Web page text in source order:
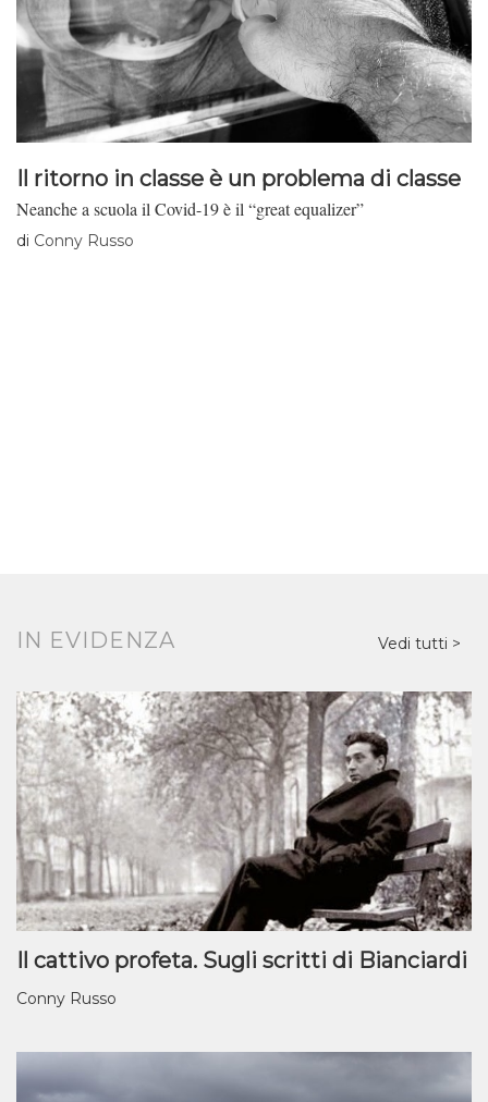
Il ritorno in classe è un problema di classe
Neanche a scuola il Covid-19 è il “great equalizer”
di Conny Russo
IN EVIDENZA Vedi tutti
Il cattivo profeta. Sugli scritti di Bianciardi
Conny Russo